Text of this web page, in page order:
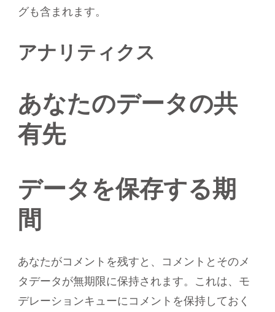
グも含まれます。
アナリティクス
あなたのデータの共
有先
データを保存する期
間
あなたがコメントを残すと、コメントとそのメ
タデータが無期限に保持されます。これは、モ
デレーションキューにコメントを保持しておく